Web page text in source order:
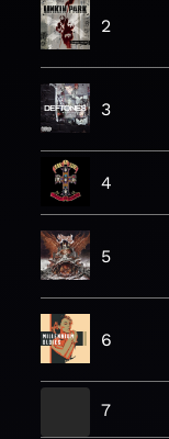
2
3
4
5
6
7